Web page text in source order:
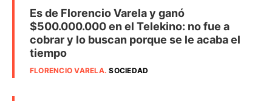
Es de Florencio Varela y ganó
$500.000.000 en el Telekino: no fue a
cobrar y lo buscan porque se le acaba el
tiempo
FLORENCIO VARELA.SOCIEDAD